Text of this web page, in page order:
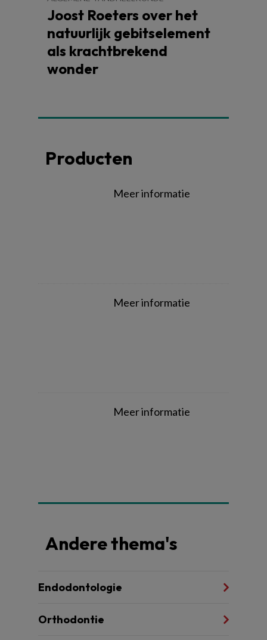
Joost Roeters over het
natuurlijk gebitselement
als krachtbrekend
wonder
Producten
Meer informatie
Meer informatie
Meer informatie
Andere thema's
Endodontologie
Orthodontie